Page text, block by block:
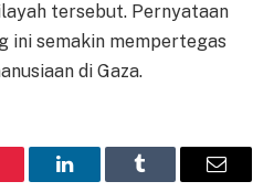
tersebut. Pernyataan
ini semakin mempertegas
di Gaza.
LinkedInTumblr Email